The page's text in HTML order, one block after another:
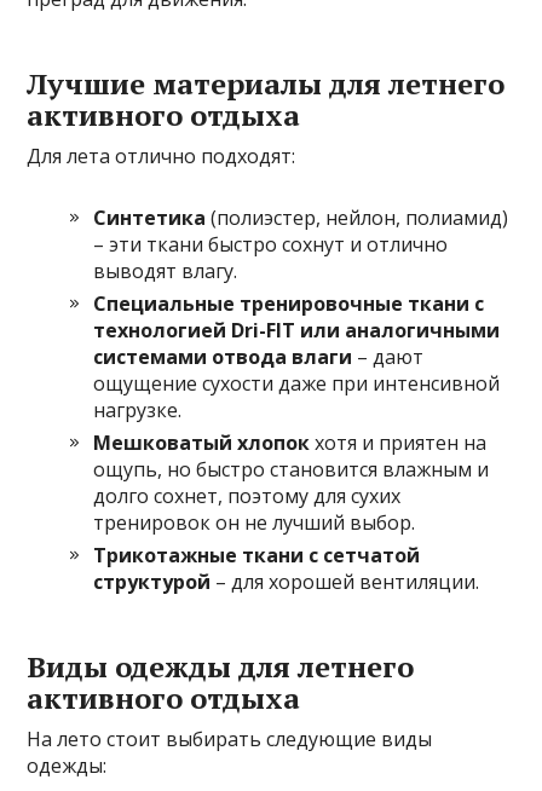
Лучшие материалы для летнего
активного отдыха
Для лета отлично подходят:
Синтетика (полиэстер, нейлон, полиамид)
– эти ткани быстро сохнут и отлично
выводят влагу.
Специальные тренировочные ткани с
технологией Dri-FIT или аналогичными
системами отвода влаги – дают
ощущение сухости даже при интенсивной
нагрузке.
Мешковатый хлопокхотя и приятен на
ощупь, но быстро становится влажным и
долго сохнет, поэтому для сухих
тренировок он не лучший выбор.
Трикотажные ткани с сетчатой
структурой – для хорошей вентиляции.
Виды одежды для летнего
активного отдыха
На лето стоит выбирать следующие виды
одежды: